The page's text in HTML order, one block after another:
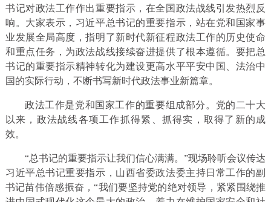
书记对政法工作作出重要指示，在全国政法战线引发热烈反
响。大家表示，习近平总书记的重要指示，站在党和国家事
业发展全局高度，指明了新时代新征程政法工作的历史使命
和重点任务，为政法战线接续奋进提供了根本遵循。要把总
书记的重要指示精神转化为建设更高水平平安中国、法治中
国的实际行动，不断书写新时代政法事业新篇章。
政法工作是党和国家工作的重要组成部分。党的二十大
以来，政法战线各项工作抓得紧、抓得实，取得了新的成
效。
“总书记的重要指示让我们信心满满。”现场聆听会议传达
习近平总书记重要指示，山西省委政法委主持日常工作的副
书记苗伟倍感振奋，“我们要坚持党的绝对领导，紧紧围绕推